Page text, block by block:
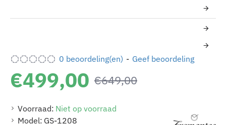
Voorraad: Niet op voorraad
Model: GS-1208
0 beoordeling(en) - Geef beoordeling
€499,00 €649,00